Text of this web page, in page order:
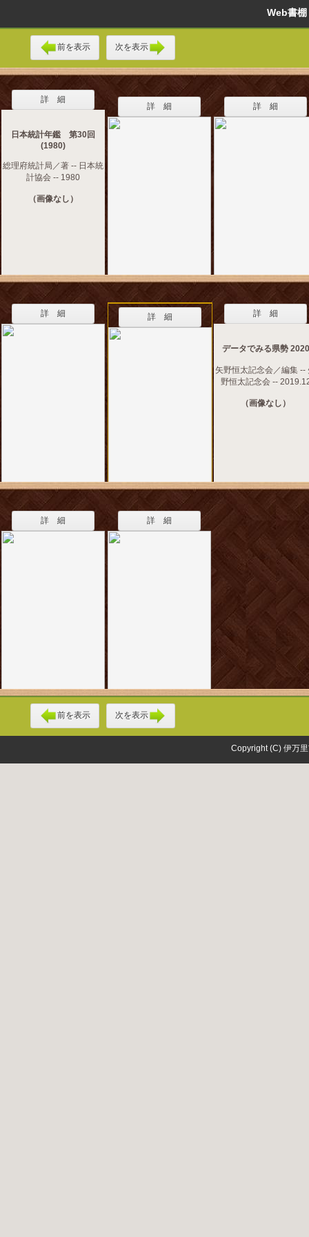
Web書
前を表示 次を表示
詳 細
日本統計年鑑 第30回
(1980)
総理府統計局／著 -- 日本統
計協会 -- 1980
（画像なし）
詳 細 詳 細
詳 細 詳 細 詳 細
データでみる県勢 2020
矢野恒太記念会／編集 --
野恒太記念会 --
（画像なし）
詳 細 詳 細
前を表示 次を表示
Copyright (C) 伊万